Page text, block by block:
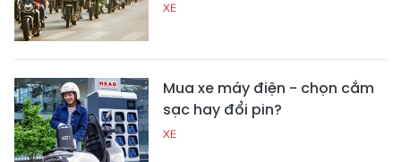
XE
Mua xe máy điện - chọn cắm
sạc hay đổi pin?
XE